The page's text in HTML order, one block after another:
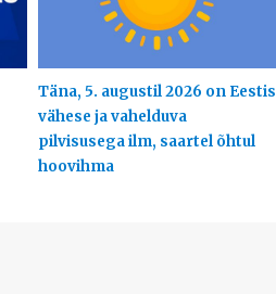
Täna, 5. augustil 2026 on Eestis
vähese ja vahelduva
pilvisusega ilm, saartel õhtul
hoovihma